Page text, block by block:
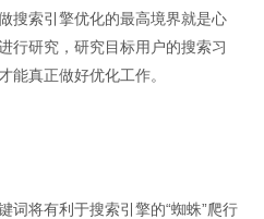
搜索引擎优化的最高境界就是心
行研究，研究目标用户的搜索习
能真正做好优化工作。
有利于搜索引擎的“蜘蛛”爬行